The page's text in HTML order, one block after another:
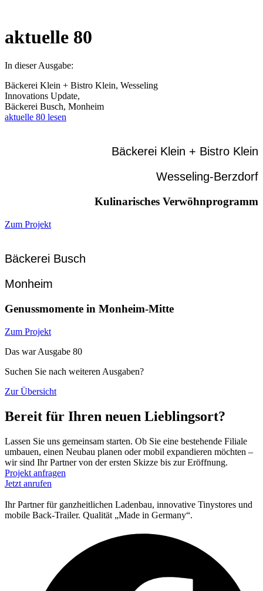
aktuelle 80
In dieser Ausgabe:
Bäckerei Klein + Bistro Klein, Wesseling
Innovations Update,
Bäckerei Busch, Monheim
aktuelle 80 lesen
Bäckerei Klein + Bistro Klein
Wesseling-Berzdorf
Kulinarisches Verwöhnprogramm
Zum Projekt
Bäckerei Busch
Monheim
Genussmomente in Monheim-Mitte
Zum Projekt
Das war Ausgabe 80
Suchen Sie nach weiteren Ausgaben?
Zur Übersicht
Bereit für Ihren neuen Lieblingsort?
Lassen Sie uns gemeinsam starten. Ob Sie eine bestehende Filiale
umbauen, einen Neubau planen oder mobil expandieren möchten –
wir sind Ihr Partner von der ersten Skizze bis zur Eröffnung.
Projekt anfragen
Jetzt anrufen
Ihr Partner für ganzheitlichen Ladenbau, innovative Tinystores und
mobile Back-Trailer. Qualität „Made in Germany“.